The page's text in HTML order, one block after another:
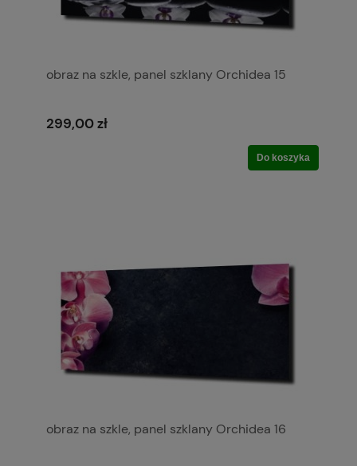
obraz na szkle, panel szklany Orchidea 15
299,00 zł
Do koszyka
obraz na szkle, panel szklany Orchidea 16